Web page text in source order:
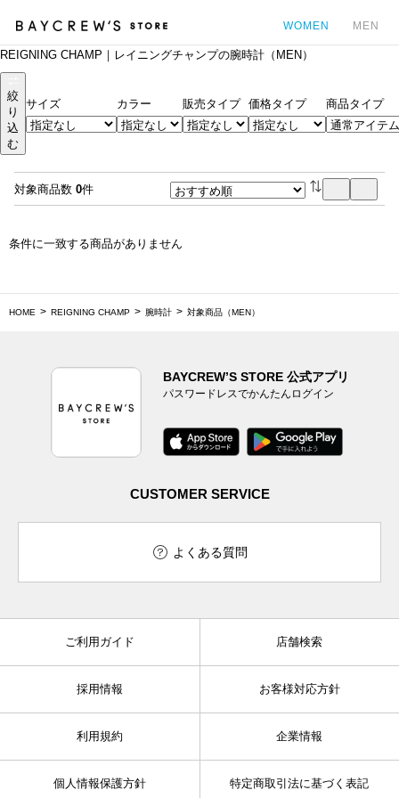
WOMEN MEN
REIGNING CHAMP｜レイニングチャンプの腕時計（MEN）
絞
り
込
む
サイズ カラー 販売タイプ 価格タイプ 商品タイプ
対象商品数 0件
条件に一致する商品がありません
HOME REIGNING CHAMP 腕時計 対象商品（MEN）
BAYCREW’S STORE 公式アプリ
パスワードレスでかんたんログイン
CUSTOMER SERVICE
よくある質問
ご利用ガイド 店舗検索
採用情報 お客様対応方針
利用規約 企業情報
個人情報保護方針 特定商取引法に基づく表記